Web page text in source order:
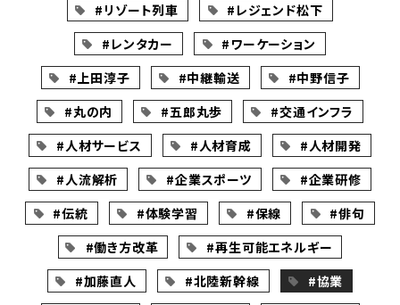
#リゾート列車
#レジェンド松下
#レンタカー
#ワーケーション
#上田淳子
#中継輸送
#中野信子
#丸の内
#五郎丸歩
#交通インフラ
#人材サービス
#人材育成
#人材開発
#人流解析
#企業スポーツ
#企業研修
#伝統
#体験学習 #保線
#俳句
#働き方改革
#再生可能エネルギー
#加藤直人
#北陸新幹線
#協業